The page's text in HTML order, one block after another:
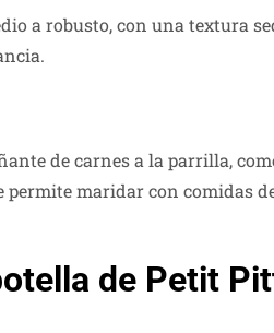
a robusto, con una textura
de carnes a la parrilla,
permite maridar con comidas
de Petit